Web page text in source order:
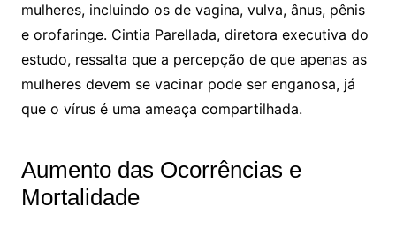
mulheres, incluindo os de vagina, vulva, ânus, pênis
e orofaringe. Cintia Parellada, diretora executiva do
estudo, ressalta que a percepção de que apenas as
mulheres devem se vacinar pode ser enganosa, já
que o vírus é uma ameaça compartilhada.
Aumento das Ocorrências e
Mortalidade